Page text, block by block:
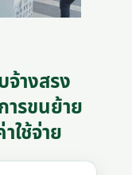
างสรง
ารขนย้าย
ใช้จ่าย